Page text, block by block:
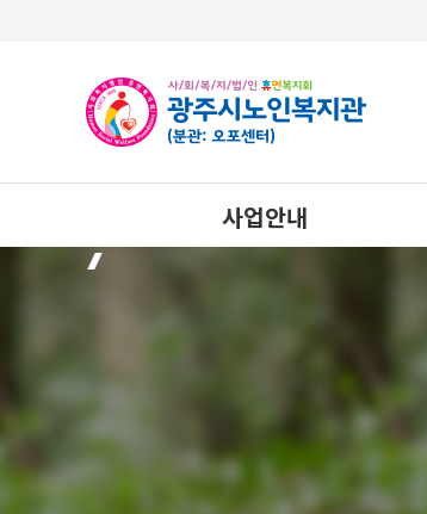
사업안내
건강생활지원사업
자율이용시설